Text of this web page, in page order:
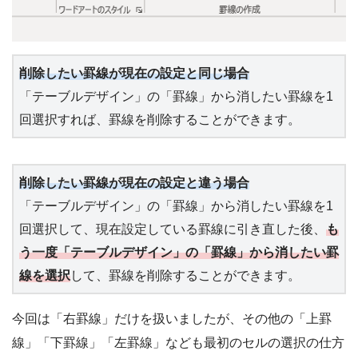
削除したい罫線が現在の設定と同じ場合
「テーブルデザイン」の「罫線」から消したい罫線を1
回選択すれば、罫線を削除することができます。
削除したい罫線が現在の設定と違う場合
「テーブルデザイン」の「罫線」から消したい罫線を1
回選択して、現在設定している罫線に引き直した後、 も
う一度「テーブルデザイン」の「罫線」から消したい罫
線を選択して、罫線を削除することができます。
今回は「右罫線」だけを扱いましたが、その他の「上罫
線」「下罫線」「左罫線」なども最初のセルの選択の仕方